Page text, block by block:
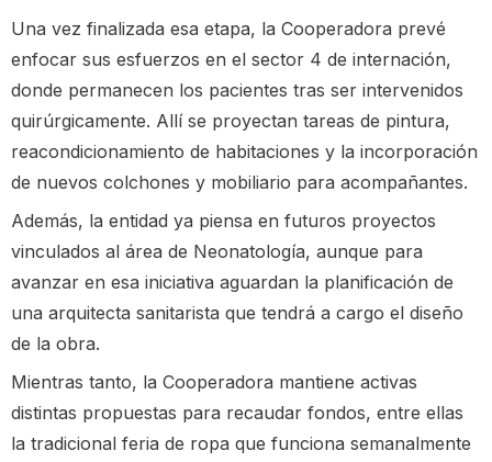
Una vez finalizada esa etapa, la Cooperadora prevé
enfocar sus esfuerzos en el sector 4 de internación,
donde permanecen los pacientes tras ser intervenidos
quirúrgicamente. Allí se proyectan tareas de pintura,
reacondicionamiento de habitaciones y la incorporación
de nuevos colchones y mobiliario para acompañantes.
Además, la entidad ya piensa en futuros proyectos
vinculados al área de Neonatología, aunque para
avanzar en esa iniciativa aguardan la planificación de
una arquitecta sanitarista que tendrá a cargo el diseño
de la obra.
Mientras tanto, la Cooperadora mantiene activas
distintas propuestas para recaudar fondos, entre ellas
la tradicional feria de ropa que funciona semanalmente